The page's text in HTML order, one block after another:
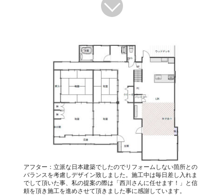
アフター：立派な日本建築でしたのでリフォームしない箇所との
バランスを考慮しデザイン致しました。施工中は毎日差し入れま
でして頂いた事、私の提案の際は「西川さんに任せます！」と信
頼を頂き施工を進めさせて頂きました事に感謝しています。